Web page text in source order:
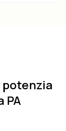
potenzia
PA